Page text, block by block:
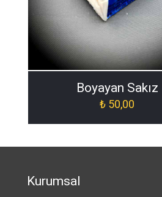
Boyayan Sakız
₺ 50,00
Kurumsal